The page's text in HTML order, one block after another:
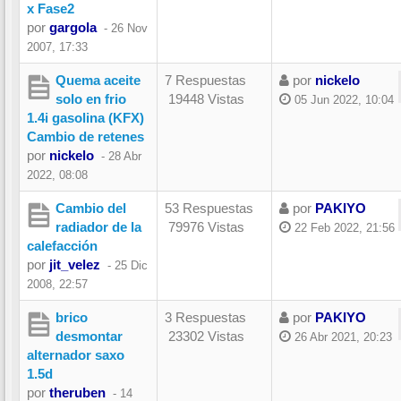
x Fase2
por gargola - 26 Nov
2007, 17:33
Quema aceite
solo en frio
1.4i gasolina (KFX)
Cambio de retenes
por nickelo - 28 Abr
2022, 08:08
7 Respuestas
19448 Vistas
por nickelo
05 Jun 2022, 10:04
Cambio del
radiador de la
calefacción
por jit_velez - 25 Dic
2008, 22:57
53 Respuestas
79976 Vistas
por PAKIYO
22 Feb 2022, 21:56
brico
desmontar
alternador saxo
1.5d
por theruben - 14
3 Respuestas
23302 Vistas
por PAKIYO
26 Abr 2021, 20:23